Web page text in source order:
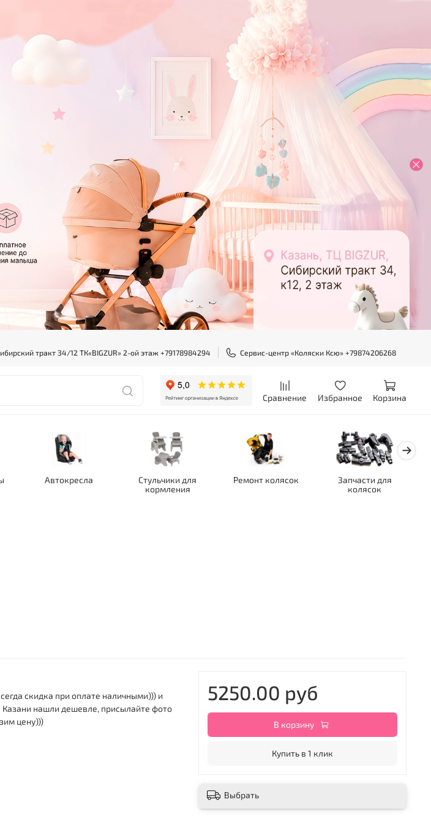
тракт 34/12 ТК«BIGZUR» 2-ой этаж +79178984294 Сервис-центр «Коляски Ксю» +79874206268
Сравнение Избранное Корзина
Автокресла
Стульчики для
кормления
Ремонт колясок
Запчасти для
колясок
скидка при оплате наличными))) и
Казани нашли дешевле, присылайте фото
цену)))
5250.00 руб
В корзину
Купить в 1 клик
Выбрать